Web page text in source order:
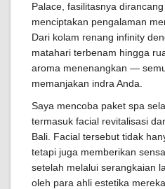
Palace, fasilitasnya
menciptakan pengalaman
Dari kolam renang infinity
matahari terbenam hingga
aroma menenangkan —
memanjakan indra Anda.
Saya mencoba paket spa
termasuk facial revitalisasi
Bali. Facial tersebut tidak
tetapi juga memberikan
setelah melalui serangkaian
oleh para ahli estetika